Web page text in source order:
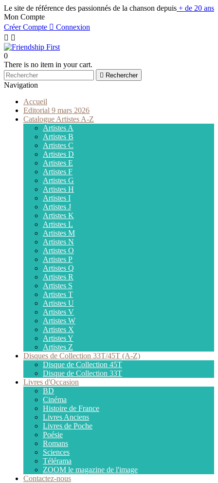
Le site de référence des passionnés de la chanson depuis + de 20 ans
Mon Compte
Créer Compte  Connexion
 
0
There is no item in your cart.
 Rechercher
Navigation
Accueil
Editorial 9 mars 2026
Catalogue Artistes A-Z
Artistes A
Artistes B
Artistes C
Artistes D
Artistes E
Artistes F
Artistes G
Artistes H
Artistes I
Artistes J
Artistes K
Artistes L
Artistes M
Artistes N
Artistes O
Artistes P
Artistes Q
Artistes R
Artistes S
Artistes T
Artistes U
Artistes V
Artistes W
Artistes X
Artistes Y
Artistes Z
Disques de Collection 33T/45T (A-Z)
Disque de Collection 45T
Disque de Collection 33T
Livres d'Occasion
BD
Cinéma
Histoire de France
Livres Anciens
Livres de Poche
Poésie
Romans
Sciences
Télérama
ZOOM le magazine de l'image
Contactez-nous